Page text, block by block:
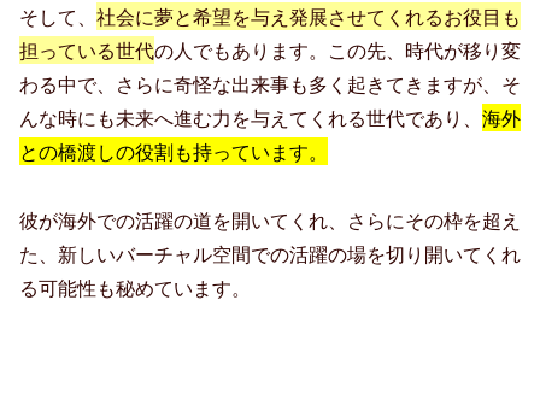
そして、 社会に夢と希望を与え発展させてくれるお役目 も
担っている世代の人でもあります。この先、時代が移り変
わる中で、さらに奇怪な出来事も多く起きてきますが、そ
んな時にも未来へ進む力を与えてくれる世代であり、 海外
との橋渡しの役割も持っています。
彼が海外での活躍の道を開いてくれ、さらにその枠を超え
た、新しいバーチャル空間での活躍の場を切り開いてくれ
る可能性も秘めています。